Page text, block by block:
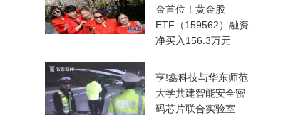
金首位！黄金股
ETF（159562）融资
净买入156.3万元
亨!鑫科技与华东师范
大学共建智能安全密
码芯片联合实验室